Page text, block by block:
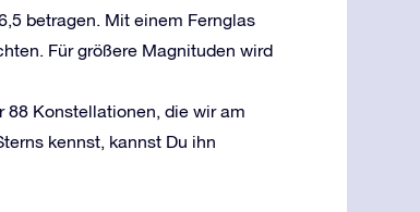
betragen. Mit einem Fernglas
Für größere Magnituden wird
88 Konstellationen, die wir am
kennst, kannst Du ihn